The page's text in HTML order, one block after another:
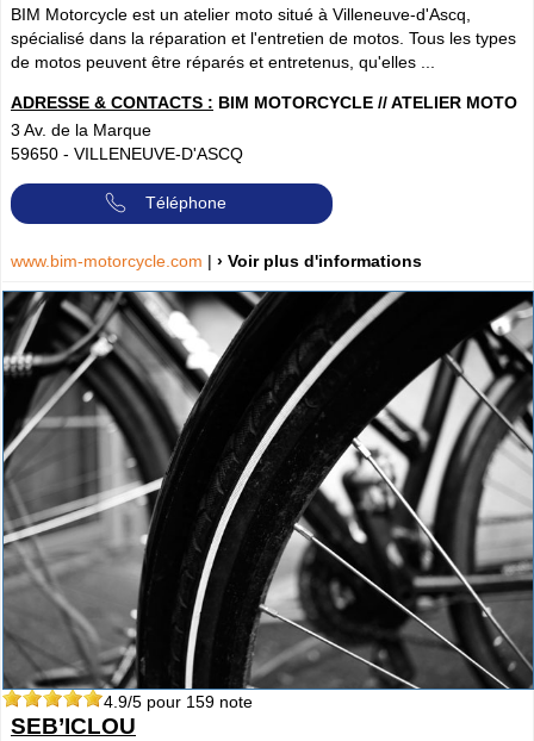
BIM Motorcycle est un atelier moto situé à Villeneuve-d'Ascq,
spécialisé dans la réparation et l'entretien de motos. Tous les types
de motos peuvent être réparés et entretenus, qu'elles ...
ADRESSE & CONTACTS : BIM MOTORCYCLE // ATELIER MOTO
3 Av. de la Marque
59650 - VILLENEUVE-D'ASCQ
Téléphone
www.bim-motorcycle.com | › Voir plus d'informations
4.9/5 pour 159 note
SEB’ICLOU